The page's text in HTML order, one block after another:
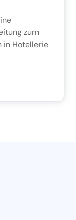
zum
in Hotellerie